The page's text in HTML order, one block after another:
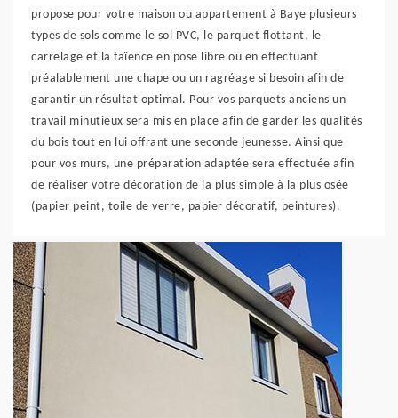
propose pour votre maison ou appartement à Baye plusieurs
types de sols comme le sol PVC, le parquet flottant, le
carrelage et la faïence en pose libre ou en effectuant
préalablement une chape ou un ragréage si besoin afin de
garantir un résultat optimal. Pour vos parquets anciens un
travail minutieux sera mis en place afin de garder les qualités
du bois tout en lui offrant une seconde jeunesse. Ainsi que
pour vos murs, une préparation adaptée sera effectuée afin
de réaliser votre décoration de la plus simple à la plus osée
(papier peint, toile de verre, papier décoratif, peintures).